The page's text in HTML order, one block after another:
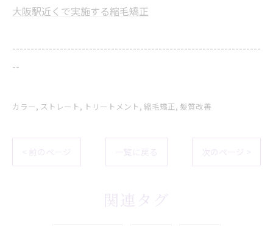
大阪駅近くで実施する縮毛矯正
--------------------------------------------------------------------
--
カラー ストレート トリートメント 縮毛矯正 髪質改善
< 前のページ 一覧に戻る 次のページ >
関連タグ